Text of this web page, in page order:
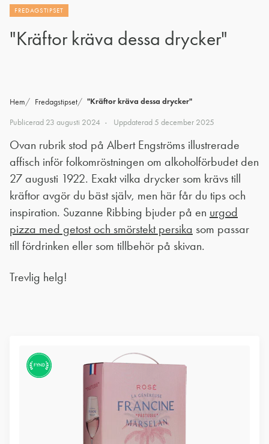
FREDAGSTIPSET
"Kräftor kräva dessa drycker"
Hem Fredagstipset "Kräftor kräva dessa drycker"
Publicerad 23 augusti 2024 Uppdaterad5 december 2025
Ovan rubrik stod på Albert Engströms illustrerade
affisch inför folkomröstningen om alkoholförbudet den
27 augusti 1922. Exakt vilka drycker som krävs till
kräftor avgör du bäst själv, men här får du tips och
inspiration. Suzanne Ribbing bjuder på en urgod
pizza med getost och smörstekt persika som passar
till fördrinken eller som tillbehör på skivan.
Trevlig helg!
FYND